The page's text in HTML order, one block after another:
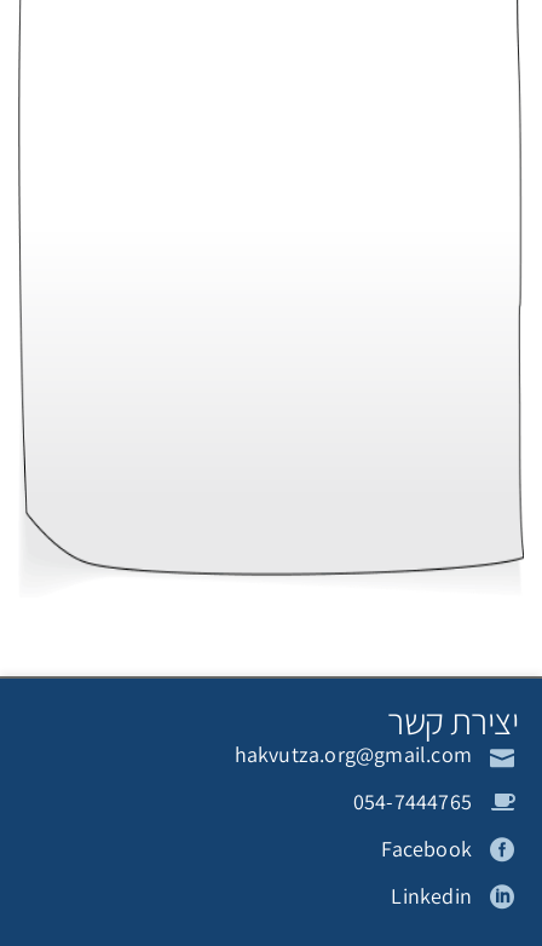
קשר
hakvutza.org@gmail.com
054-7444765
Facebook
Linkedin